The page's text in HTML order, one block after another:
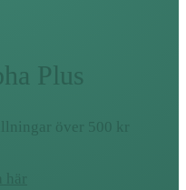
Plus
över 500 kr